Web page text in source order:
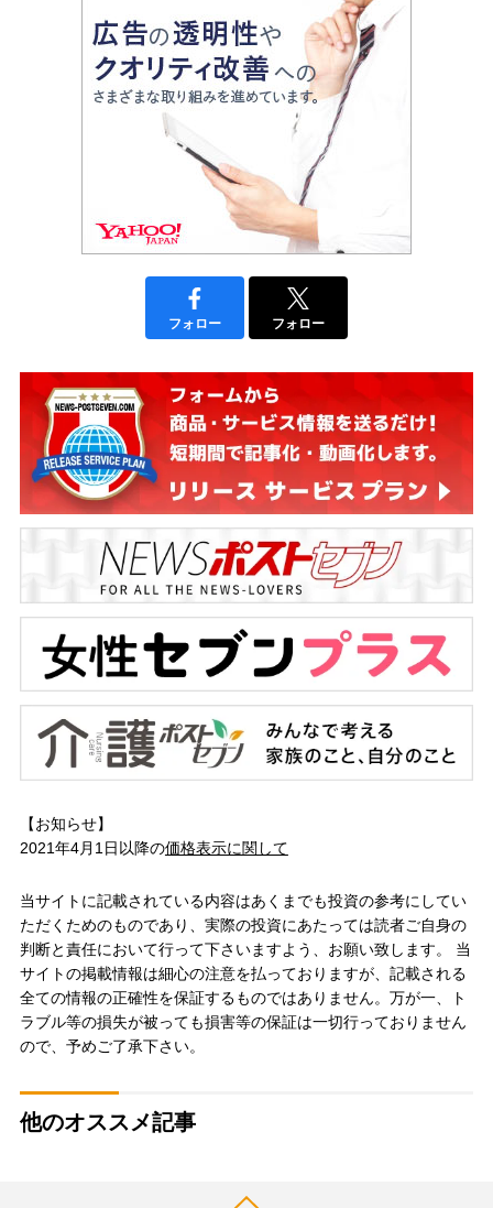
フォロー フォロー
【お知らせ】
2021年4月1日以降の価格表示に関して
当サイトに記載されている内容はあくまでも投資の参考にしてい
ただくためのものであり、実際の投資にあたっては読者ご自身の
判断と責任において行って下さいますよう、お願い致します。 当
サイトの掲載情報は細心の注意を払っておりますが、記載される
全ての情報の正確性を保証するものではありません。万が一、ト
ラブル等の損失が被っても損害等の保証は一切行っておりません
ので、予めご了承下さい。
他のオススメ記事